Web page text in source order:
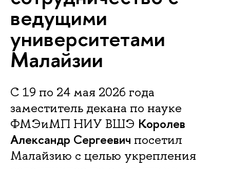
ведущими
университетами
Малайзии
С 19 по 24 мая 2026 года
заместитель декана по науке
ФМЭиМП НИУ ВШЭ Королев
Александр Сергеевич посетил
Малайзию с целью укрепления